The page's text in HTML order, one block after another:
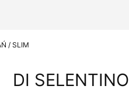
/ SLIM
DI SELENTINO